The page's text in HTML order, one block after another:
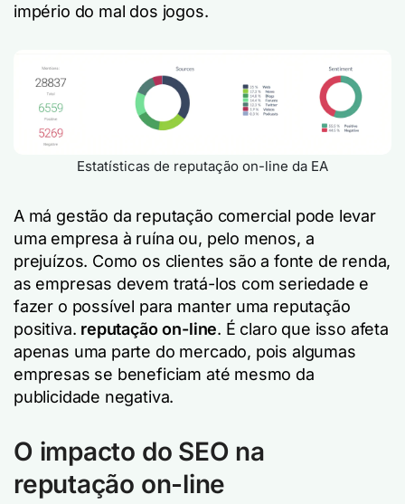
império do mal dos jogos.
Estatísticas de reputação on-line da EA
A má gestão da reputação comercial pode levar
uma empresa à ruína ou, pelo menos, a
prejuízos. Como os clientes são a fonte de renda,
as empresas devem tratá-los com seriedade e
fazer o possível para manter uma reputação
positiva. reputação on-line. É claro que isso afeta
apenas uma parte do mercado, pois algumas
empresas se beneficiam até mesmo da
publicidade negativa.
O impacto do SEO na
reputação on-line